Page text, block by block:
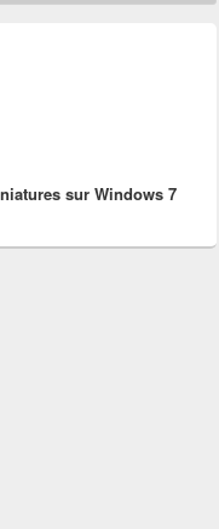
sur Windows 7